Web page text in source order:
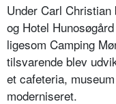
Under Carl
og Hotel
ligesom Camping
tilsvarende blev
et cafeteria,
moderniseret.